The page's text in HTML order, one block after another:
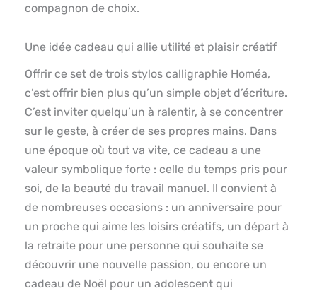
compagnon de choix.
Une idée cadeau qui allie utilité et plaisir créatif
Offrir ce set de trois stylos calligraphie Homéa,
c’est offrir bien plus qu’un simple objet d’écriture.
C’est inviter quelqu’un à ralentir, à se concentrer
sur le geste, à créer de ses propres mains. Dans
une époque où tout va vite, ce cadeau a une
valeur symbolique forte : celle du temps pris pour
soi, de la beauté du travail manuel. Il convient à
de nombreuses occasions : un anniversaire pour
un proche qui aime les loisirs créatifs, un départ à
la retraite pour une personne qui souhaite se
découvrir une nouvelle passion, ou encore un
cadeau de Noël pour un adolescent qui